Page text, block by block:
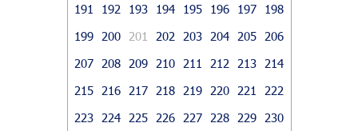
191
192 193 194 195 196 197
198
199
200 201 202 203 204 205
206
207
208 209 210 211 212 213
214
215
216 217 218 219 220 221
222
223
224 225 226 227 228 229
230